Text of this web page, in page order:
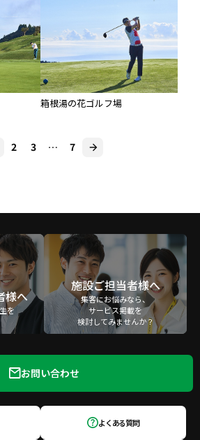
箱根湯の花ゴルフ場
2 3 … 7
様へ
を
施設ご担当者様へ
集客にお悩みなら、
サービス掲載を
検討してみませんか？
お問い合わせ
よくある質問